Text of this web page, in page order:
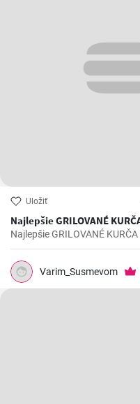
Uložiť
Najlepšie GRILOVANÉ
Najlepšie GRILOVANÉ
Varim_Susmevom